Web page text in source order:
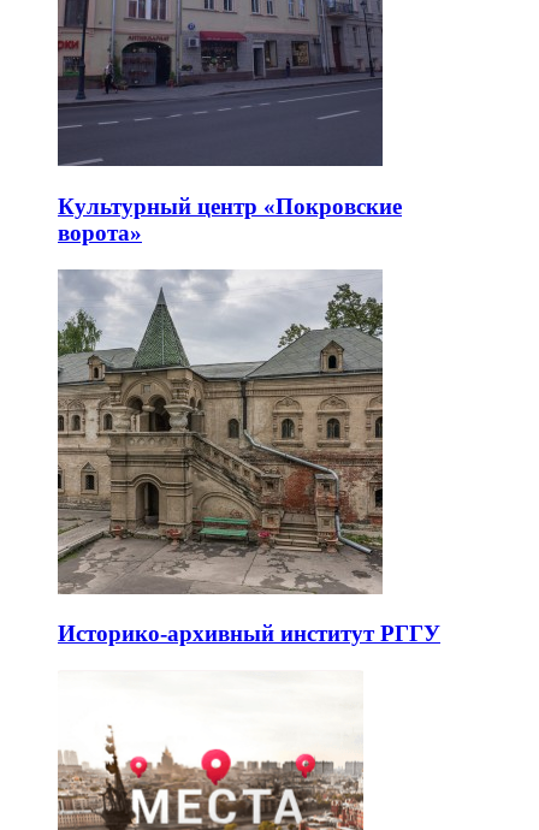
Культурный центр «Покровские
ворота»
Историко-архивный институт РГГУ